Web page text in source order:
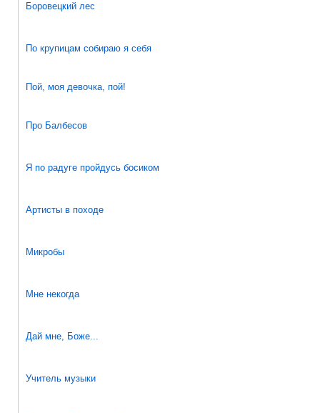
Боровецкий лес
По крупицам собираю я себя
Пой, моя девочка, пой!
Про Балбесов
Я по радуге пройдусь босиком
Артисты в походе
Микробы
Мне некогда
Дай мне, Боже...
Учитель музыки